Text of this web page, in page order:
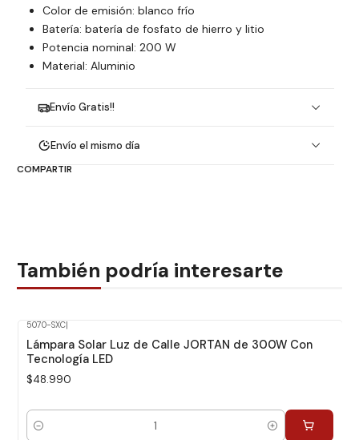
Color de emisión: blanco frío
Batería: batería de fosfato de hierro y litio
Potencia nominal: 200 W
Material: Aluminio
Envío Gratis!!
Envío el mismo día
COMPARTIR
También podría interesarte
5070-SXC|
Lámpara Solar Luz de Calle JORTAN de 300W Con
Tecnología LED
$48.990
Cantidad